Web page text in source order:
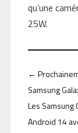
qu’une
25W.
←
Samsung
Les Samsung
Android 14